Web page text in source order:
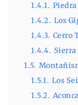
1.4.1.
1.4.2. Los
1.4.3. Cerro
1.4.4. Sierra
1.5.
1.5.1. Los
1.5.2.